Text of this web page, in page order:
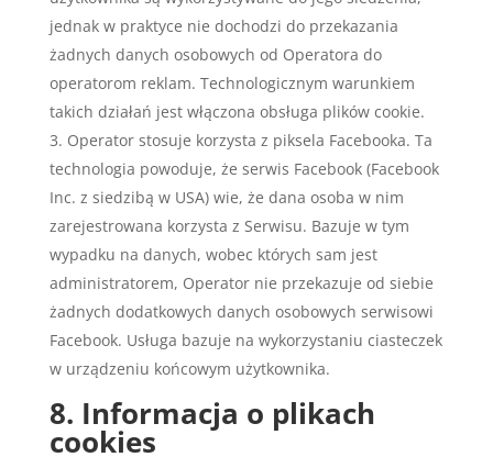
jednak w praktyce nie dochodzi do przekazania
żadnych danych osobowych od Operatora do
operatorom reklam. Technologicznym warunkiem
takich działań jest włączona obsługa plików cookie.
Operator stosuje korzysta z piksela Facebooka. Ta
technologia powoduje, że serwis Facebook (Facebook
Inc. z siedzibą w USA) wie, że dana osoba w nim
zarejestrowana korzysta z Serwisu. Bazuje w tym
wypadku na danych, wobec których sam jest
administratorem, Operator nie przekazuje od siebie
żadnych dodatkowych danych osobowych serwisowi
Facebook. Usługa bazuje na wykorzystaniu ciasteczek
w urządzeniu końcowym użytkownika.
8. Informacja o plikach
cookies